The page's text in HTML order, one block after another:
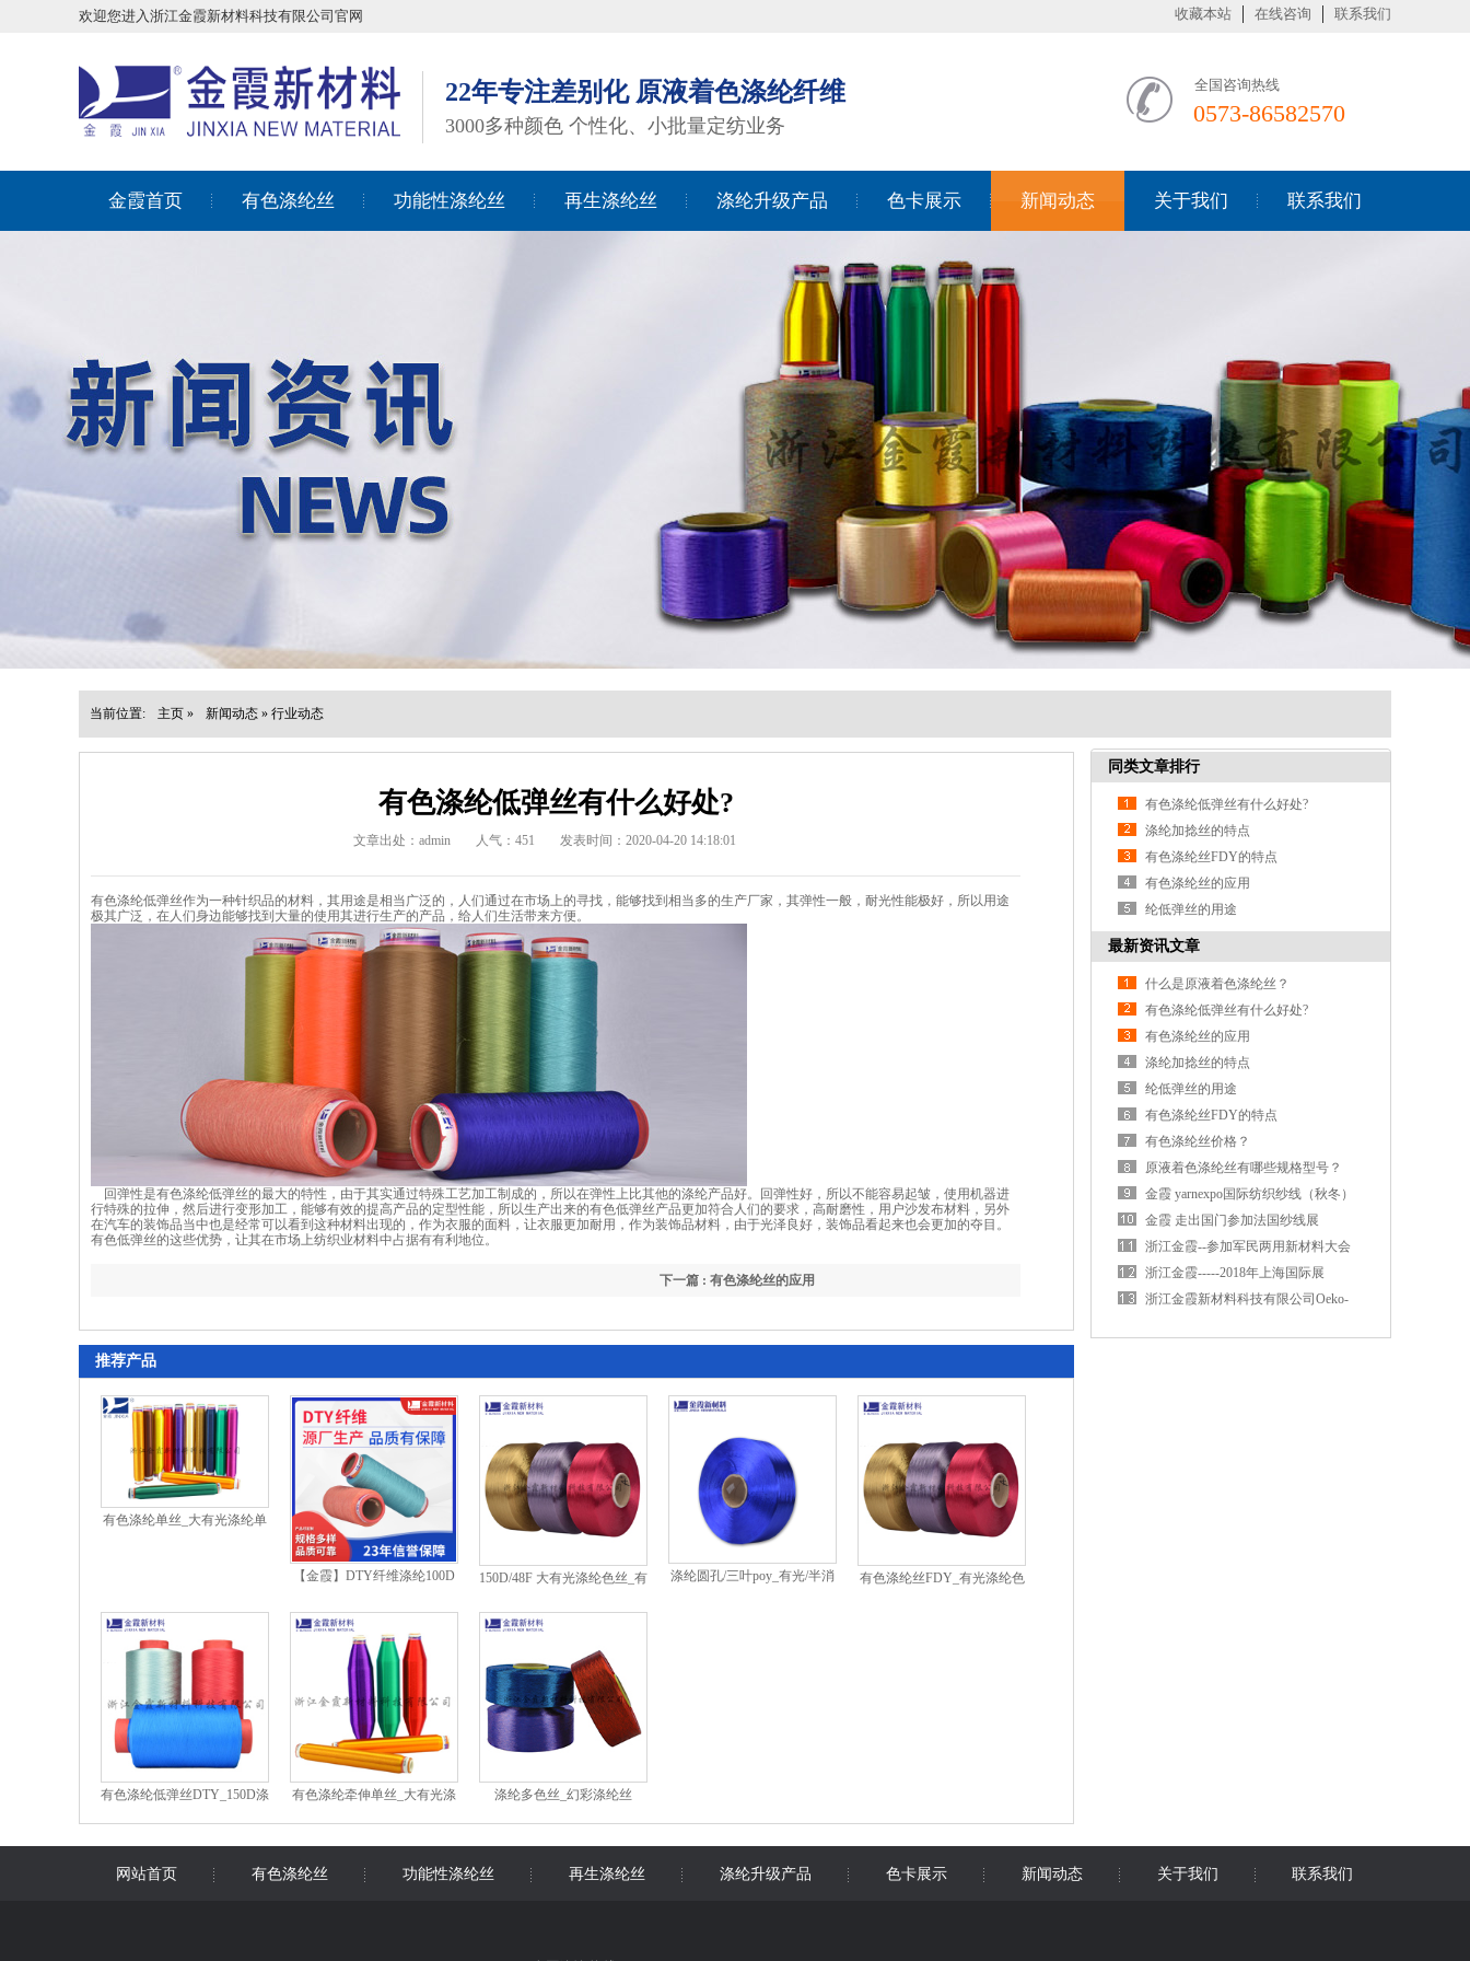
欢迎您进入浙江金霞新材料科技有限公司官网 收藏本站 在线咨询 联系我们
22年专注差别化 原液着色涤纶纤维
3000多种颜色 个性化、小批量定纺业务
全国咨询热线
0573-86582570
金霞首页 有色涤纶丝 功能性涤纶丝 再生涤纶丝 涤纶升级产品 色卡展示 新闻动态 关于我们 联系我们
当前位置: 主页 » 新闻动态 » 行业动态
有色涤纶低弹丝有什么好处?
文章出处：admin 人气： 451 发表时间：2020-04-20 14:18:01
有色涤纶低弹丝作为一种针织品的材料，其用途是相当广泛的，人们通过在市场上的寻找，能够找到相当多的生产厂家，其弹性一般，耐光性能极好，所以用途
极其广泛，在人们身边能够找到大量的使用其进行生产的产品，给人们生活带来方便。
回弹性是有色涤纶低弹丝的最大的特性，由于其实通过特殊工艺加工制成的，所以在弹性上比其他的涤纶产品好。回弹性好，所以不能容易起皱，使用机器进
行特殊的拉伸，然后进行变形加工，能够有效的提高产品的定型性能，所以生产出来的有色低弹丝产品更加符合人们的要求，高耐磨性，用户沙发布材料，另外
在汽车的装饰品当中也是经常可以看到这种材料出现的，作为衣服的面料，让衣服更加耐用，作为装饰品材料，由于光泽良好，装饰品看起来也会更加的夺目。
有色低弹丝的这些优势，让其在市场上纺织业材料中占据有有利地位。
下一篇 : 有色涤纶丝的应用
推荐产品
有色涤纶单丝_大有光涤纶单
【金霞】DTY纤维涤纶100D
150D/48F 大有光涤纶色丝_有
涤纶圆孔/三叶poy_有光/半消
有色涤纶丝FDY_有光涤纶色
有色涤纶低弹丝DTY_150D涤
有色涤纶牵伸单丝_大有光涤
涤纶多色丝_幻彩涤纶丝
同类文章排行
有色涤纶低弹丝有什么好处?
涤纶加捻丝的特点
有色涤纶丝FDY的特点
有色涤纶丝的应用
纶低弹丝的用途
最新资讯文章
什么是原液着色涤纶丝？
有色涤纶低弹丝有什么好处?
有色涤纶丝的应用
涤纶加捻丝的特点
纶低弹丝的用途
有色涤纶丝FDY的特点
有色涤纶丝价格？
原液着色涤纶丝有哪些规格型号？
金霞 yarnexpo国际纺织纱线（秋冬）
展览会
金霞 走出国门参加法国纱线展
浙江金霞--参加军民两用新材料大会
浙江金霞-----2018年上海国际展
浙江金霞新材料科技有限公司Oeko-
网站首页 有色涤纶丝 功能性涤纶丝 再生涤纶丝 涤纶升级产品 色卡展示 新闻动态 关于我们 联系我们